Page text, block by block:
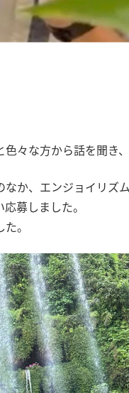
々な方から話を聞き
か、エンジョイリズ
募しました。
。